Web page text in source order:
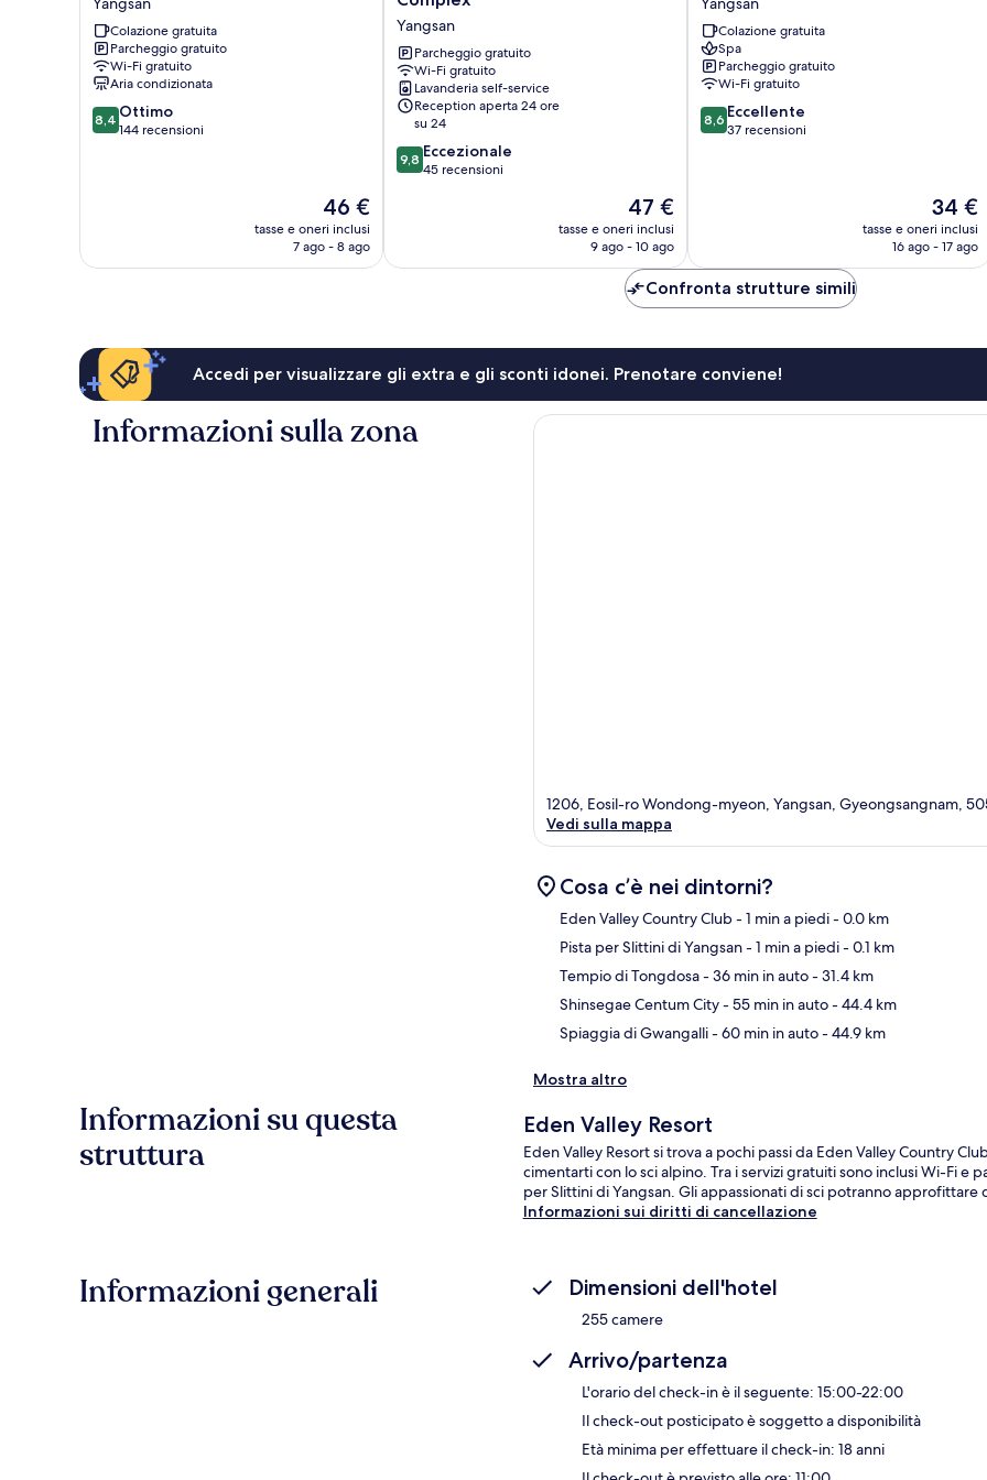
Yangsan
Colazione gratuita
Parcheggio gratuito
Wi-Fi gratuito
Aria condizionata
8.4
su
8,4 Ottimo
144 recensioni
Il
prezzo
attuale
46 €
tasse e oneri inclusi
7 ago - 8 ago
Yangsan
Sports
Complex
Yangsan
Yangsan
Parcheggio gratuito
Wi-Fi gratuito
Lavanderia self-service
Reception aperta 24 ore
su 24
9.8
su
9,8 Eccezionale
45 recensioni
Il
prezzo
attuale
47 €
47 €
tasse e oneri inclusi
9 ago - 10 ago
Yangsan
Colazione gratuita
Spa
Parcheggio gratuito
Wi-Fi gratuito
8.6
su
8,6 Eccellente
37 recensioni
Il
prezzo
attuale
34 €
tasse e oneri inclusi
16 ago - 17 ago
Confronta strutture simili
Accedi per visualizzare gli extra e gli sconti idonei. Prenotare conviene!
Informazioni sulla zona
1206, Eosil-ro Wondong-myeon, Yangsan, Gyeongsangnam,
Vedi sulla mappa
Cosa c’è nei dintorni?
Eden Valley Country Club- 1 min a piedi- 0.0 km
Pista per Slittini di Yangsan- 1 min a piedi- 0.1 km
Tempio di Tongdosa- 36 min in auto- 31.4 km
Shinsegae Centum City- 55 min in auto- 44.4 km
Spiaggia di Gwangalli- 60 min in auto- 44.9 km
Mostra altro
Informazioni su questa
struttura
Eden Valley Resort
Eden Valley Resort si trova a pochi passi da Eden Valley Country
cimentarti con lo sci alpino. Tra i servizi gratuiti sono inclusi Wi-Fi e
per Slittini di Yangsan. Gli appassionati di sci potranno approfittare
Informazioni sui diritti di cancellazione
Informazioni generali Dimensioni dell'hotel
255 camere
Arrivo/partenza
L'orario del check-in è il seguente: 15:00-22:00
Il check-out posticipato è soggetto a disponibilità
Età minima per effettuare il check-in: 18 anni